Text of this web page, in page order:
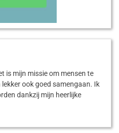
is mijn missie om mensen te
ook goed samengaan. Ik
dankzij mijn heerlijke